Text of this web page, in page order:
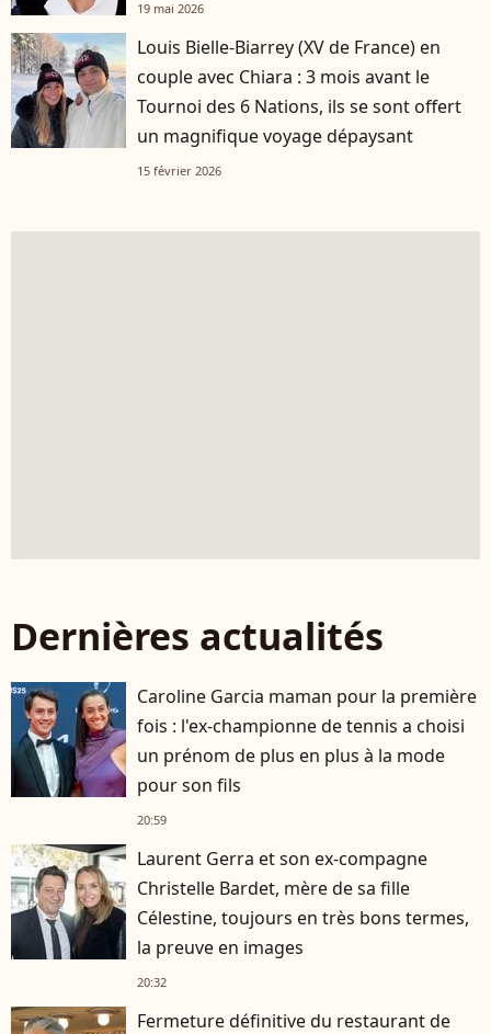
19 mai 2026
Louis Bielle-Biarrey (XV de France) en
couple avec Chiara : 3 mois avant le
Tournoi des 6 Nations, ils se sont offert
un magnifique voyage dépaysant
15 février 2026
Dernières actualités
Caroline Garcia maman pour la première
fois : l'ex-championne de tennis a choisi
un prénom de plus en plus à la mode
pour son fils
20:59
Laurent Gerra et son ex-compagne
Christelle Bardet, mère de sa fille
Célestine, toujours en très bons termes,
la preuve en images
20:32
Fermeture définitive du restaurant de